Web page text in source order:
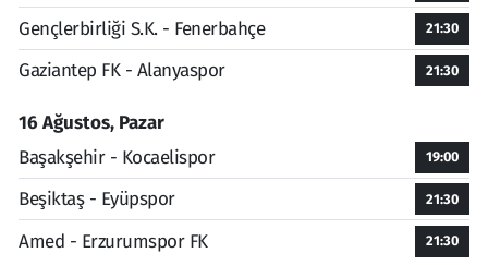
Gençlerbirliği S.K. - Fenerbahçe 21:30
Gaziantep FK - Alanyaspor 21:30
16 Ağustos, Pazar
Başakşehir - Kocaelispor
19:00
Beşiktaş - Eyüpspor 21:30
Amed - Erzurumspor FK 21:30